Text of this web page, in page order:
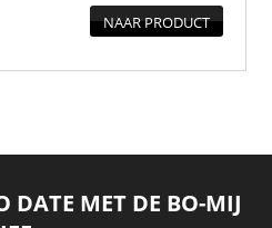
NAAR PRODUCT
DATE MET DE BO-MIJ